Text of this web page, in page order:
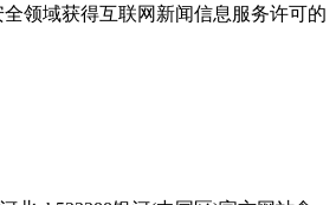
领域获得互联网新闻信息服务许可的